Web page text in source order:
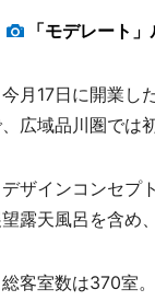
「モデレート
月17日に開業し
広域品川圏では
ザインコンセプ
露天風呂を含め
客室数は370室。